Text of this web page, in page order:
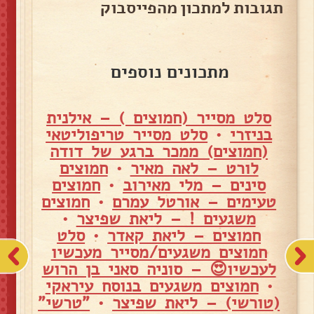
תגובות למתכון מהפייסבוק
מתכונים נוספים
סלט מסייר (חמוצים ) – אילנית
בניזרי •סלט מסייר טריפוליטאי
(חמוצים) ממכר ברגע של דודה
לורט – לאה מאיר •חמוצים
סינים – מלי מאירוב• חמוצים
טעימים – אורטל עמרם • חמוצים
משגעים ! – ליאת שפיצר •
חמוצים – ליאת קאדר •סלט
חמוצים משגעים/מסייר מעכשיו
לעכשיו😍 – סוניה סאני בן הרוש
•חמוצים משגעים בנוסח עיראקי
(טורשי) – ליאת שפיצר • "טרשי"